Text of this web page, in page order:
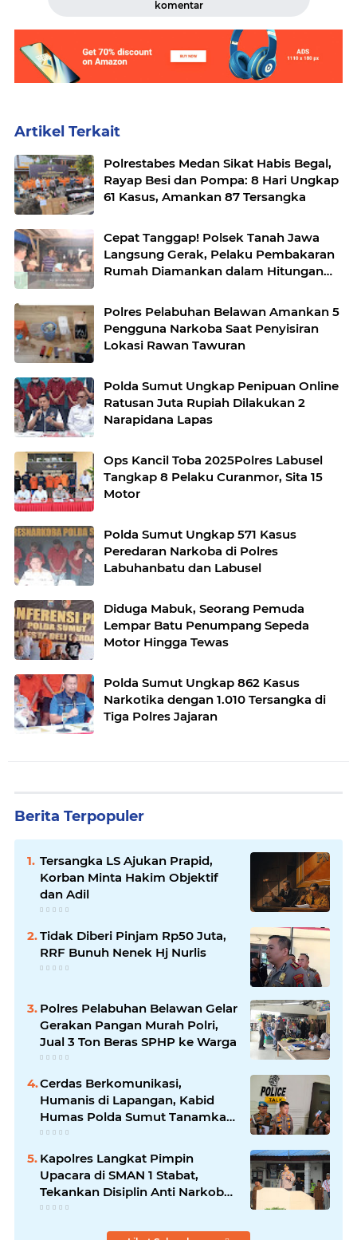
komentar
Artikel Terkait
Polrestabes Medan Sikat Habis Begal,
Rayap Besi dan Pompa: 8 Hari Ungkap
61 Kasus, Amankan 87 Tersangka
Cepat Tanggap! Polsek Tanah Jawa
Langsung Gerak, Pelaku Pembakaran
Rumah Diamankan dalam Hitungan
Polres Pelabuhan Belawan Amankan 5
Pengguna Narkoba Saat Penyisiran
Lokasi Rawan Tawuran
Polda Sumut Ungkap Penipuan Online
Ratusan Juta Rupiah Dilakukan 2
Narapidana Lapas
Ops Kancil Toba 2025Polres Labusel
Tangkap 8 Pelaku Curanmor, Sita 15
Motor
Polda Sumut Ungkap 571 Kasus
Peredaran Narkoba di Polres
Labuhanbatu dan Labusel
Diduga Mabuk, Seorang Pemuda
Lempar Batu Penumpang Sepeda
Motor Hingga Tewas
Polda Sumut Ungkap 862 Kasus
Narkotika dengan 1.010 Tersangka di
Tiga Polres Jajaran
Berita Terpopuler
Tersangka LS Ajukan Prapid,
Korban Minta Hakim Objektif
dan Adil
Tidak Diberi Pinjam Rp50 Juta,
RRF Bunuh Nenek Hj Nurlis
Polres Pelabuhan Belawan Gelar
Gerakan Pangan Murah Polri,
Jual 3 Ton Beras SPHP ke Warga
Cerdas Berkomunikasi,
Humanis di Lapangan, Kabid
Humas Polda Sumut Tanamkan
Nilai Kehumasan pada Siswa
Kapolres Langkat Pimpin
Upacara di SMAN 1 Stabat,
Tekankan Disiplin Anti Narkoba
dan Bijak Bermedsos